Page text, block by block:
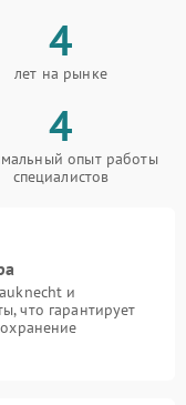
4
лет на рынке
4
опыт работы
специалистов
и
что гарантирует